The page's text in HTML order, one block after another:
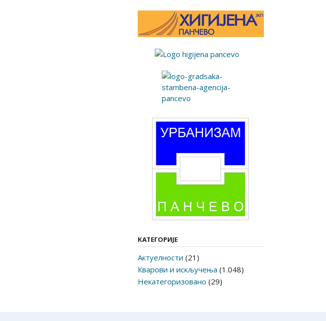
КАТЕГОРИЈЕ
Актуелности (21)
Кварови и искључења (1.048)
Некатегоризовано (29)